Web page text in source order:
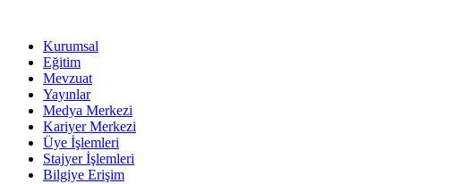
Kurumsal
Eğitim
Mevzuat
Yayınlar
Medya Merkezi
Kariyer Merkezi
Üye İşlemleri
Stajyer İşlemleri
Bilgiye Erişim